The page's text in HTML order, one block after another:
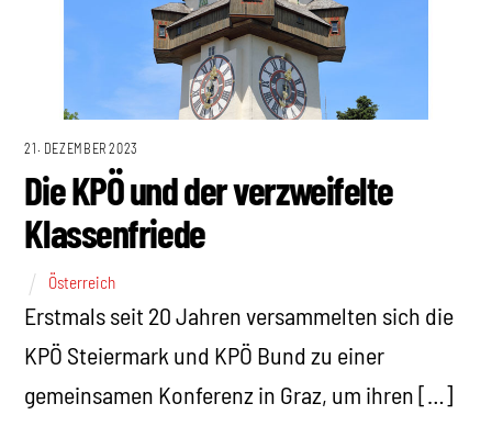
21. DEZEMBER 2023
Die KPÖ und der verzweifelte
Klassenfriede
Österreich
Erstmals seit 20 Jahren versammelten sich die
KPÖ Steiermark und KPÖ Bund zu einer
gemeinsamen Konferenz in Graz, um ihren […]